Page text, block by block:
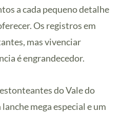
a cada pequeno detalhe
Os registros em
mas vivenciar
é engrandecedor.
do Vale do
mega especial e um